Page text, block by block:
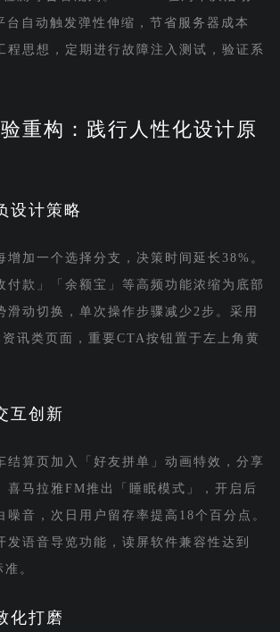
台自动触发弹性伸缩，节省服务器成本
程思想，定期进行故障注入测试，验证系
重构：践行人性化设计原
设计策略
增加一个选择分支，决策时间延长38%。
付款」「余额宝」等高频功能浓缩为底部
滑动切换，单次操作步骤减少2步。采用
讯类页面，重要CTA按钮置于左上角黄
互创新
结算页加入「好友拼单」动画特效，分享
喜马拉雅FM推出「睡眠模式」，开启后
噪音，次日用户留存率提高18个百分点。
发语音导览功能，读屏软件兼容性达到
。
化打磨